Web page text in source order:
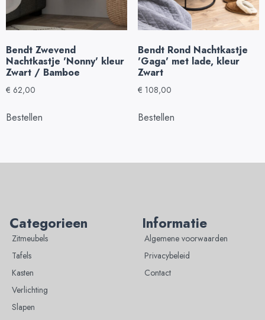
Bendt Zwevend
Nachtkastje 'Nonny' kleur
Zwart / Bamboe
€ 62,00
Bestellen
Bendt Rond Nachtkastje
'Gaga' met lade, kleur
Zwart
€ 108,00
Bestellen
Categorieen
Zitmeubels
Tafels
Kasten
Verlichting
Slapen
Informatie
Algemene voorwaarden
Privacybeleid
Contact